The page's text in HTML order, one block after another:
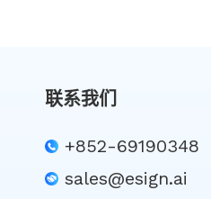
联系我们
+852-69190348
sales@esign.ai